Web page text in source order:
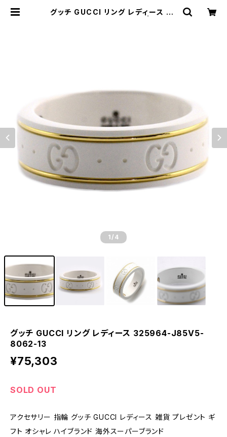
グッチ GUCCI リング レディース 32
1 /4
グッチ GUCCI リング レディース 325964-J85V5-
8062-13
¥75,303
SOLD OUT
アクセサリー 指輪 グッチ GUCCI レディース 雑貨 プレゼント ギ
フト オシャレ ハイブランド 海外スーパーブランド